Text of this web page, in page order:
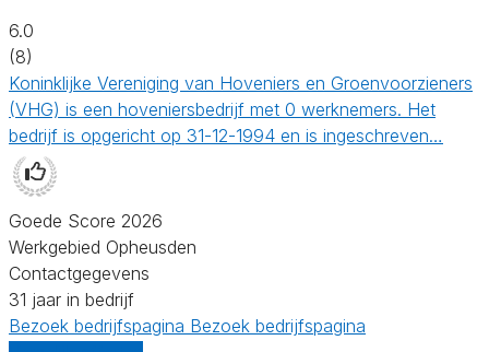
6.0
(8)
Koninklijke Vereniging van Hoveniers en Groenvoorzieners
(VHG) is een hoveniersbedrijf met 0 werknemers. Het
bedrijf is opgericht op 31-12-1994 en is ingeschreven…
Goede Score 2026
Werkgebied Opheusden
Contactgegevens
31 jaar in bedrijf
Bezoek bedrijfspagina Bezoek bedrijfspagina